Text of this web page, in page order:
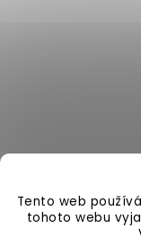
Tento web
tohoto webu
Copyright